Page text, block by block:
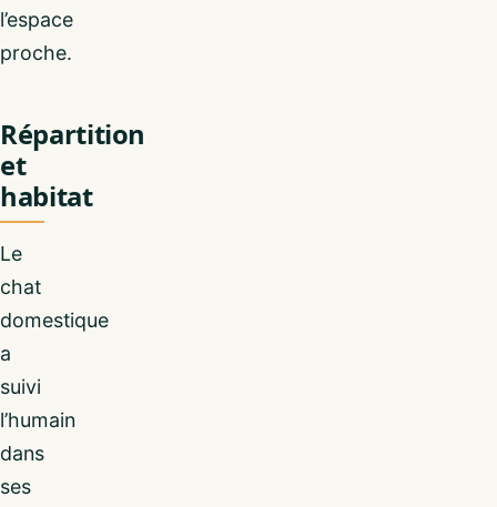
l’espace
proche.
Répartition
et
habitat
Le
chat
domestique
a
suivi
l’humain
dans
ses